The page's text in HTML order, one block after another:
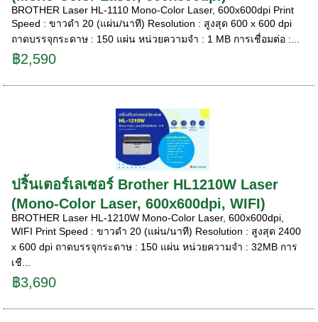
BROTHER Laser HL-1110 Mono-Color Laser, 600x600dpi Print
Speed : ขาวดำ 20 (แผ่น/นาที) Resolution : สูงสุด 600 x 600 dpi
ถาดบรรจุกระดาษ : 150 แผ่น หน่วยความจำ : 1 MB การเชื่อมต่อ :...
฿2,590
ปริ้นเตอร์เลเซอร์ Brother HL1210W Laser
(Mono-Color Laser, 600x600dpi, WIFI)
BROTHER Laser HL-1210W Mono-Color Laser, 600x600dpi,
WIFI Print Speed : ขาวดำ 20 (แผ่น/นาที) Resolution : สูงสุด 2400
x 600 dpi ถาดบรรจุกระดาษ : 150 แผ่น หน่วยความจำ : 32MB การ
เชื...
฿3,690